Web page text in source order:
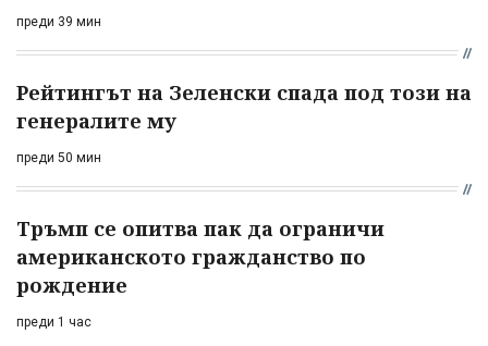
преди 39 мин
Рейтингът на Зеленски спада под този на
генералите му
преди 50 мин
Тръмп се опитва пак да ограничи
американското гражданство по
рождение
преди 1 час